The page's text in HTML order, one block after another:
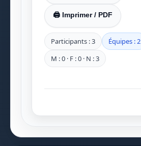
🖨️ Imprimer / PDF
Participants : 3
Équipes : 2
M : 0 · F : 0 · N : 3